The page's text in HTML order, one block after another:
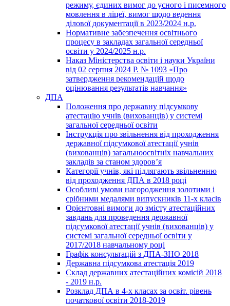
режиму, єдиних вимог до усного і писемного
мовлення в ліцеї, вимог щодо ведення
ділової документації в 2023/2024 н.р.
Нормативне забезпечення освітнього
процесу в закладах загальної середньої
освіти у 2024/2025 н.р.
Наказ Міністерства освіти і науки України
від 02 серпня 2024 Р. № 1093 «Про
затвердження рекомендацій щодо
оцінювання результатів навчання»
ДПА
Положення про державну підсумкову
атестацію учнів (вихованців) у системі
загальної середньої освіти
Інструкція про звільнення від проходження
державної підсумкової атестації учнів
(вихованців) загальноосвітніх навчальних
закладів за станом здоров’я
Категорії учнів, які підлягають звільненню
від проходження ДПА в 2018 році
Особливі умови нагородження золотими і
срібними медалями випускників 11-х класів
Орієнтовні вимоги до змісту атестаційних
завдань для проведення державної
підсумкової атестації учнів (вихованців) у
системі загальної середньої освіти у
2017/2018 навчальному році
Графік консультацій з ДПА-ЗНО 2018
Державна підсумкова атестація 2019
Склад державних атестаційних комісій 2018
- 2019 н.р.
Розклад ДПА в 4-х класах за освіт. рівень
початкової освіти 2018-2019